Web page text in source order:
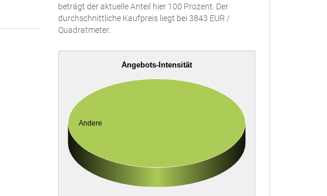
beträgt der aktuelle Anteil hier 100 Prozent. Der
durchschnittliche Kaufpreis liegt bei 3843 EUR /
Quadratmeter.
Angebots-Intensität
Andere